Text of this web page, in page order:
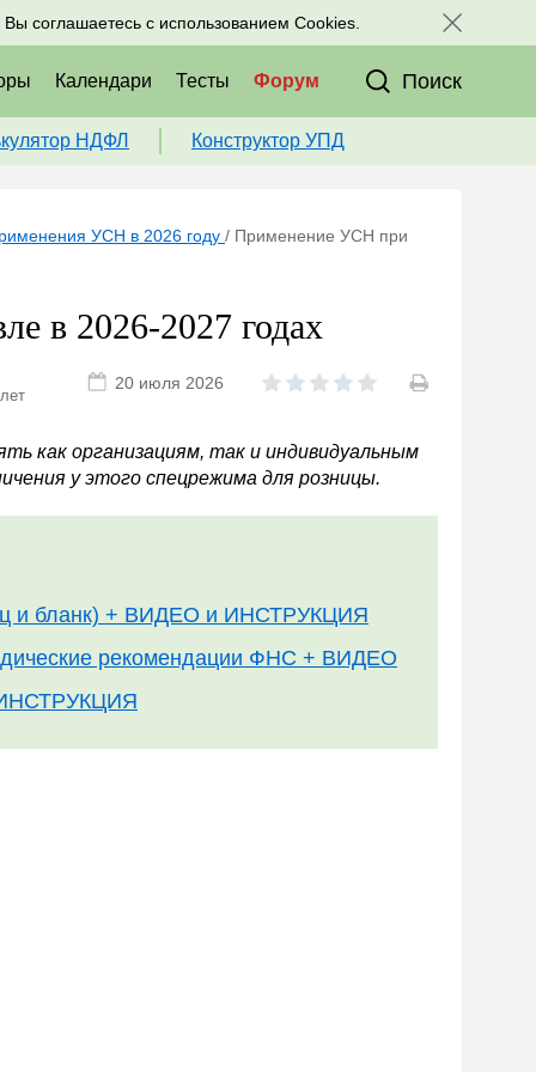
Вы соглашаетесь с использованием Cookies.
к нам в соц. сетях:
Календари Тесты Форум Поиск
НДФЛ Конструктор УПД
УСН в 2026 году / Применение УСН при
в 2026-2027 годах
20 июля 2026
как организациям, так и индивидуальным
у этого спецрежима для розницы.
и бланк) + ВИДЕО и ИНСТРУКЦИЯ
рекомендации ФНС + ВИДЕО